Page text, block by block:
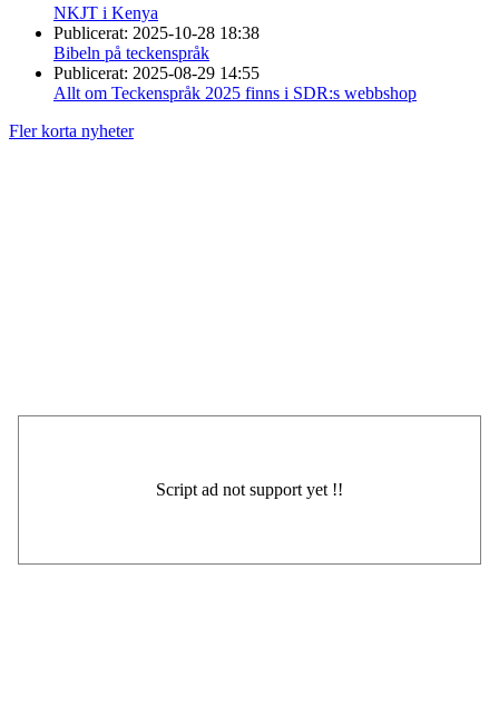
NKJT i Kenya
Publicerat: 2025-10-28 18:38
Bibeln på teckenspråk
Publicerat: 2025-08-29 14:55
Allt om Teckenspråk 2025 finns i SDR:s webbshop
Fler korta nyheter